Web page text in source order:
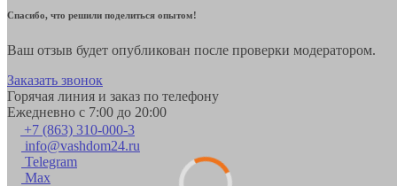
Спасибо, что решили поделиться опытом!
Ваш отзыв будет опубликован после проверки модератором.
Заказать звонок
Горячая линия и заказ по телефону
Ежедневно с 7:00 до 20:00
+7 (863) 310-000-3
info@vashdom24.ru
Telegram
Max